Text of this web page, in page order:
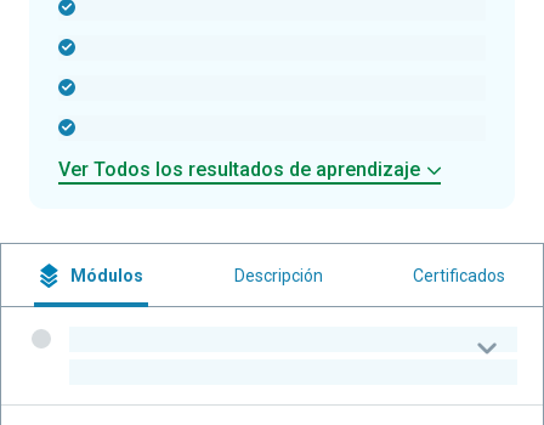
Ver Todos los resultados de aprendizaje
Módulos Descripción Certificados